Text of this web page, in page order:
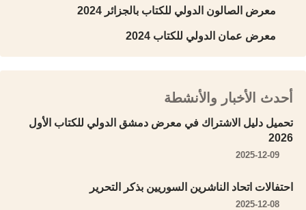
معرض الصالون الدولي للكتاب بالجزائر 2024
معرض عمان الدولي للكتاب 2024
أحدث الأخبار والأنشطة
تحميل دليل الاشتراك في معرض دمشق الدولي للكتاب الأول
2026
2025-12-09
احتفالات اتحاد الناشرين السوريين بذكر التحرير
2025-12-08